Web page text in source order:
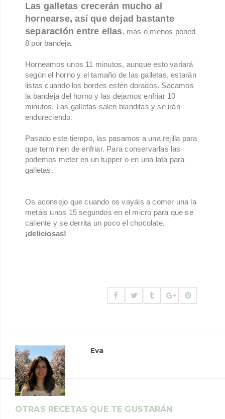
Las galletas crecerán mucho al
hornearse, así que dejad bastante
separación entre ellas, más o menos poned
8 por bandeja.
Horneamos unos 11 minutos, aunque esto variará
según el horno y el tamaño de las galletas, estarán
listas cuando los bordes estén dorados. Sacamos
la bandeja del horno y las dejamos enfriar 10
minutos. Las galletas salen blanditas y se irán
endureciendo.
Pasado este tiempo, las pasamos a una rejilla para
que terminen de enfriar. Para conservarlas las
podemos meter en un tupper o en una lata para
galletas.
Os aconsejo que cuando os vayáis a comer una la
metáis unos 15 segundos en el micro para que se
caliente y se derrita un poco el chocolate,
¡deliciosas!
Eva
OTRAS RECETAS QUE TE GUSTARÁN